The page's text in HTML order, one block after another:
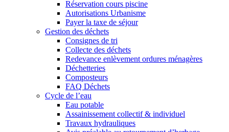
Réservation cours piscine
Autorisations Urbanisme
Payer la taxe de séjour
Gestion des déchets
Consignes de tri
Collecte des déchets
Redevance enlèvement ordures ménagères
Déchetteries
Composteurs
FAQ Déchets
Cycle de l’eau
Eau potable
Assainissement collectif & individuel
Travaux hydrauliques